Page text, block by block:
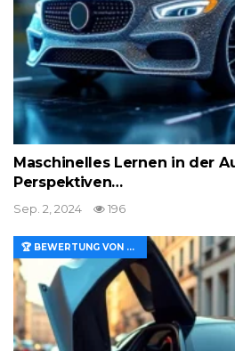
Maschinelles Lernen in der
Perspektiven…
Sep. 2, 2024 196
🏆 BEWERTUNG VON MERKMALEN UND WERT